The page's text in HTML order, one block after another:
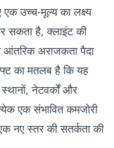
एक उच्च-मूल्य का लक्ष्य
सकता है, क्लाइंट की
आंतरिक अराजकता पैदा
का मतलब है कि यह
नेटवर्कों और
एक संभावित कमजोरी
नए स्तर की सतर्कता की